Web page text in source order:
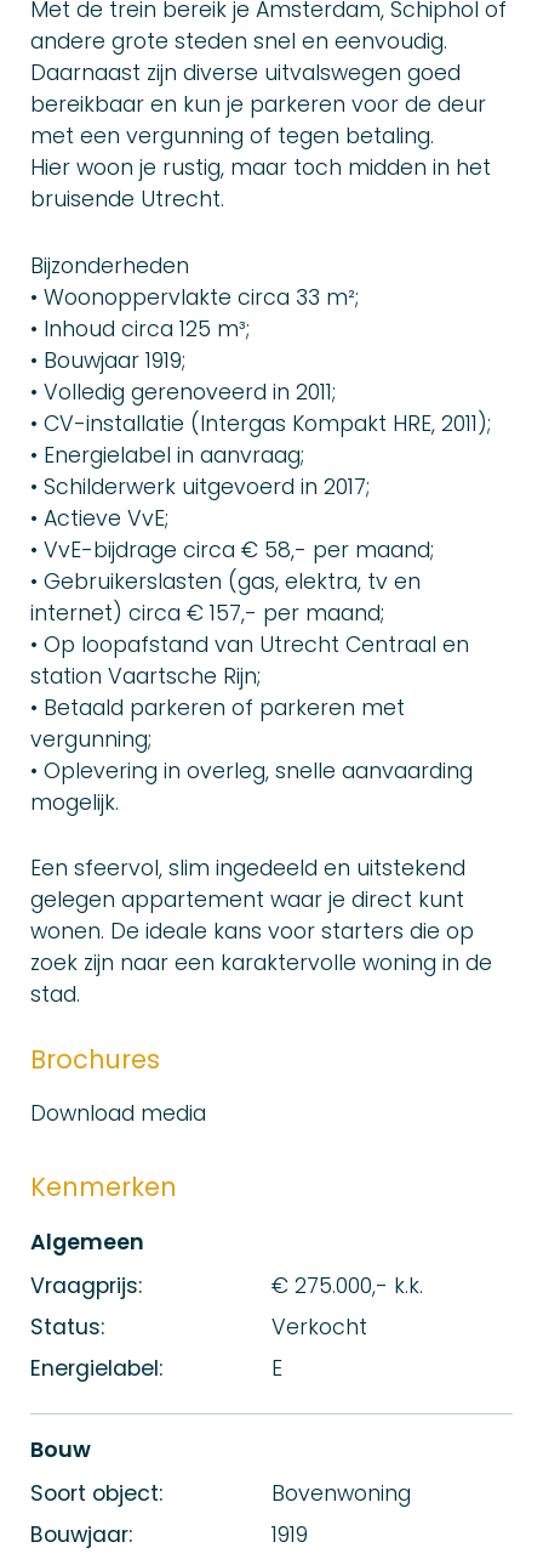
Met de trein bereik je Amsterdam, Schiphol of
andere grote steden snel en eenvoudig.
Daarnaast zijn diverse uitvalswegen goed
bereikbaar en kun je parkeren voor de deur
met een vergunning of tegen betaling.
Hier woon je rustig, maar toch midden in het
bruisende Utrecht.
Bijzonderheden
• Woonoppervlakte circa 33 m²;
• Inhoud circa 125 m³;
• Bouwjaar 1919;
• Volledig gerenoveerd in 2011;
• CV-installatie (Intergas Kompakt HRE, 2011);
• Energielabel in aanvraag;
• Schilderwerk uitgevoerd in 2017;
• Actieve VvE;
• VvE-bijdrage circa € 58,- per maand;
• Gebruikerslasten (gas, elektra, tv en
internet) circa € 157,- per maand;
• Op loopafstand van Utrecht Centraal en
station Vaartsche Rijn;
• Betaald parkeren of parkeren met
vergunning;
• Oplevering in overleg, snelle aanvaarding
mogelijk.
Een sfeervol, slim ingedeeld en uitstekend
gelegen appartement waar je direct kunt
wonen. De ideale kans voor starters die op
zoek zijn naar een karaktervolle woning in de
stad.
Brochures
Download media
Kenmerken
Algemeen
Vraagprijs:
€ 275.000,- k.k.
Status:
Verkocht
Energielabel:
E
Bouw
Soort object:
Bovenwoning
Bouwjaar:
1919